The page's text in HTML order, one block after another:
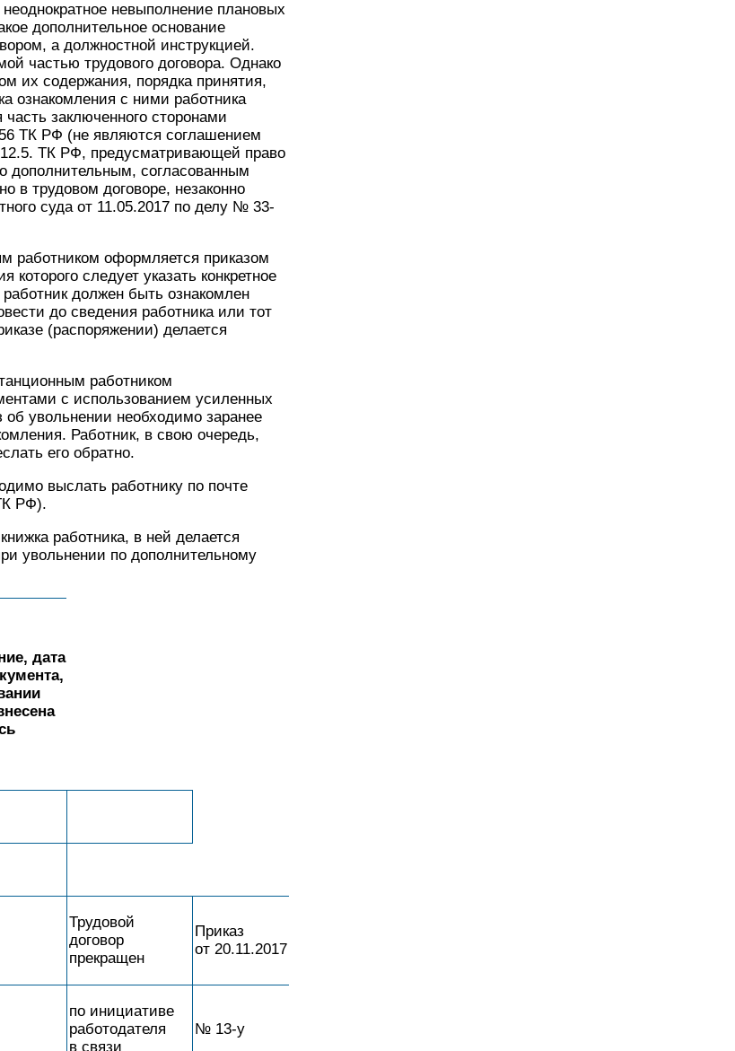
невыполнение плановых
дополнительное основание
а должностной инструкцией.
частью трудового договора. Однако
их содержания, порядка принятия,
ознакомления с ними работника
заключенного сторонами
56 ТК РФ (не являются соглашением
ТК РФ, предусматривающей право
дополнительным, согласованным
в трудовом договоре, незаконно
суда от 11.05.2017 по делу № 33-
работником оформляется приказом
следует указать конкретное
должен быть ознакомлен
до сведения работника или тот
(распоряжении) делается
работником
с использованием усиленных
увольнении необходимо заранее
Работник, в свою очередь,
его обратно.
выслать работнику по почте
РФ).
работника, в ней делается
увольнении по дополнительному
дата
Трудовой
договор
прекращен
Приказ
от 20.11.2017
по инициативе
работодателя
в связи
№ 13-у